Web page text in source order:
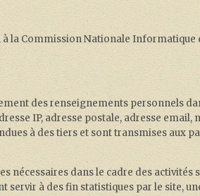
la Commission Nationale Informatique
des renseignements personnels
IP, adresse postale, adresse email,
à des tiers et sont transmises aux
nécessaires dans le cadre des
servir à des fin statistiques par le site,